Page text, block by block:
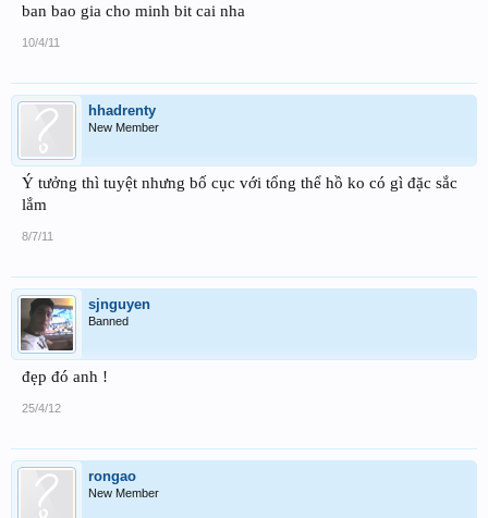
ban bao gia cho minh bit cai nha
10/4/11
hhadrenty
New Member
Ý tưởng thì tuyệt nhưng bố cục với tổng thể hồ ko có gì đặc sắc
lắm
8/7/11
sjnguyen
Banned
đẹp đó anh !
25/4/12
rongao
New Member